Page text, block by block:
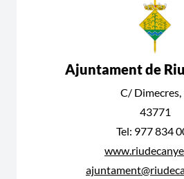
Ajuntament de
C/ Dimecres,
43771
Tel: 977 834